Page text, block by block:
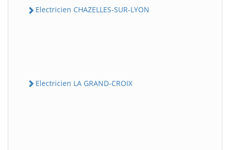
Electricien CHAZELLES-SUR-LYON
Electricien LA GRAND-CROIX